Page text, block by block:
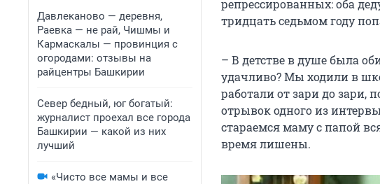
Давлеканово — деревня,
Раевка — не рай, Чишмы и
Кармаскалы — провинция с
огородами: отзывы на
райцентры Башкирии
Север бедный, юг богатый:
журналист проехал все города
Башкирии — какой из них
лучший
«Чисто все мамы и все
репрессированных: оба
тридцать седьмом году
– В детстве в душе была
удачливо? Мы ходили в
работали от зари до зари,
отрывок одного из
стараемся маму с папой
время лишены.